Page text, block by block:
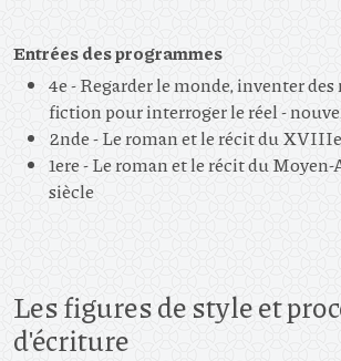
Entrées des programmes
4e - Regarder le monde, inventer des
fiction pour interroger le réel -
2nde - Le roman et le récit du
1ere - Le roman et le récit du
siècle
Les figures de style et
d'écriture